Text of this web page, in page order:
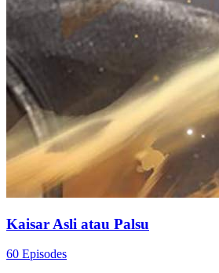
Kaisar Asli atau Palsu
60 Episodes